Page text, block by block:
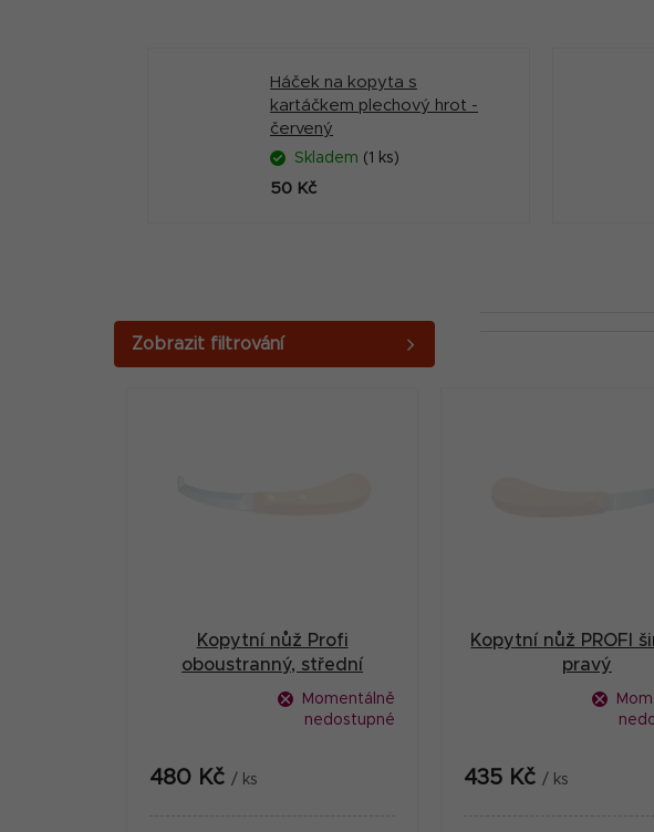
Háček na kopyta s
kartáčkem plechový hrot -
červený
Skladem (1 ks)
50 Kč
o
Kopytní nůž Profi
oboustranný, střední
Momentálně
nedostupné
480 Kč / ks
Kopytní nůž PROFI
pravý
435 Kč/ ks